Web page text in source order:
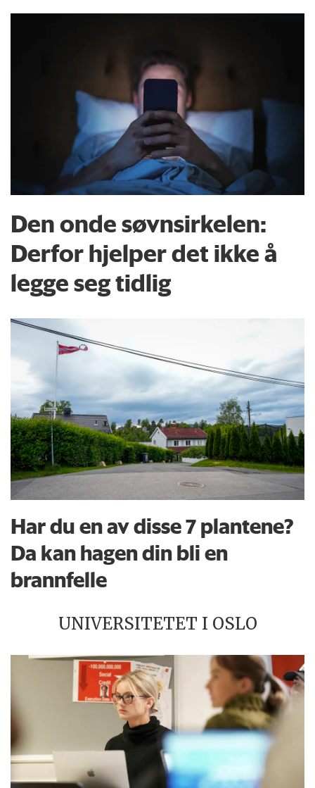
Den onde søvnsirkelen:
Derfor hjelper det ikke å
legge seg tidlig
Har du en av disse 7 plantene?
Da kan hagen din bli en
brannfelle
UNIVERSITETET I OSLO